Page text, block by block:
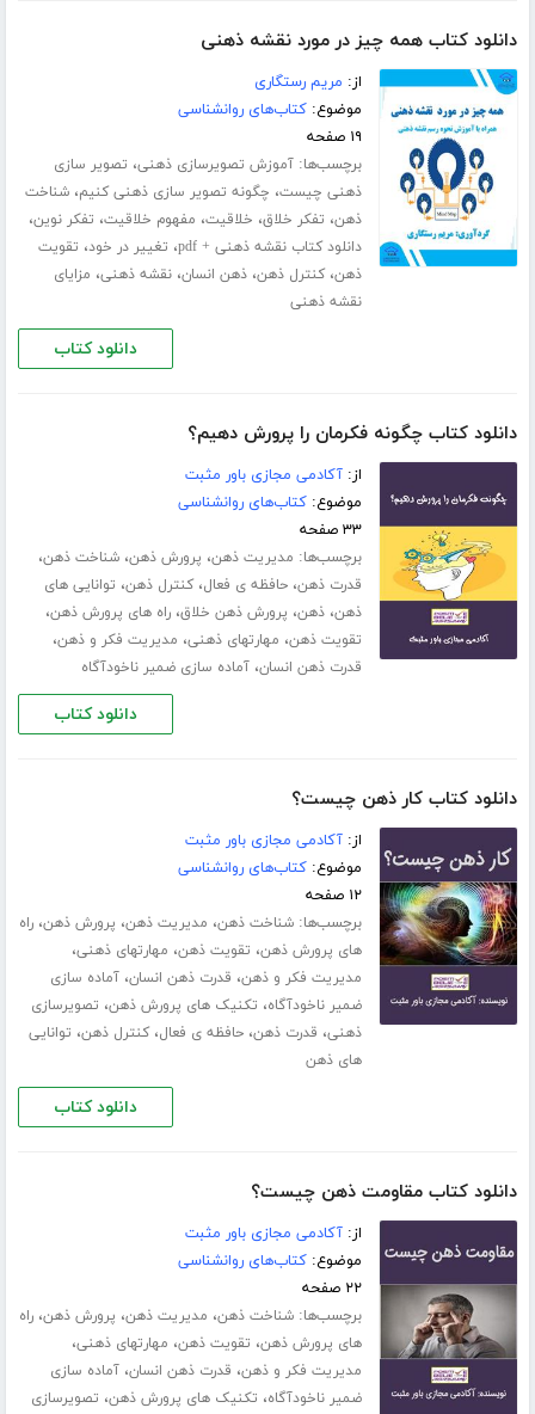
دانلود کتاب همه چیز در مورد نقشه ذهنی
از: مریم رستگاری
موضوع:کتاب‌های روانشناسی
۱۹ صفحه
برچسب‌ها:آموزش تصویرسازی ذهنی، تصویر سازی
ذهنی چیست، چگونه تصویر سازی ذهنی کنیم،شناخت
ذهن، تفکر خلاق، خلاقیت، مفهوم خلاقیت، تفکر نوین،
دانلود کتاب نقشه ذهنی + pdf ، تغییر در خود، تقویت
ذهن،کنترل ذهن،ذهن انسان،نقشه ذهنی، مزایای
نقشه ذهنی
دانلود کتاب
دانلود کتاب چگونه فکرمان را پرورش دهیم؟
از:آکادمی مجازی باور مثبت
موضوع:کتاب‌های روانشناسی
۳۳ صفحه
برچسب‌ها: مدیریت ذهن، پرورش ذهن،شناخت ذهن،
قدرت ذهن،حافظه ی فعال،کنترل ذهن، توانایی های
ذهن،ذهن، پرورش ذهن خلاق،راه های پرورش ذهن،
تقویت ذهن، مهارت­های ذهنی، مدیریت فکر و ذهن،
قدرت ذهن انسان،آماده سازی ضمیر ناخودآگاه
دانلود کتاب
دانلود کتاب کار ذهن چیست؟
از:آکادمی مجازی باور مثبت
موضوع:کتاب‌های روانشناسی
۱۲ صفحه
برچسب‌ها:شناخت ذهن، مدیریت ذهن، پرورش ذهن،راه
های پرورش ذهن، تقویت ذهن، مهارت­های ذهنی،
مدیریت فکر و ذهن، قدرت ذهن انسان،آماده سازی
ضمیر ناخودآگاه، تکنیک های پرورش ذهن، تصویرسازی
ذهنی، قدرت ذهن،حافظه ی فعال،کنترل ذهن، توانایی
های ذهن
دانلود کتاب
دانلود کتاب مقاومت ذهن چیست؟
از:آکادمی مجازی باور مثبت
موضوع:کتاب‌های روانشناسی
۲۲ صفحه
برچسب‌ها:شناخت ذهن، مدیریت ذهن، پرورش ذهن،راه
های پرورش ذهن، تقویت ذهن، مهارت­های ذهنی،
مدیریت فکر و ذهن، قدرت ذهن انسان،آماده سازی
ضمیر ناخودآگاه، تکنیک های پرورش ذهن، تصویرسازی